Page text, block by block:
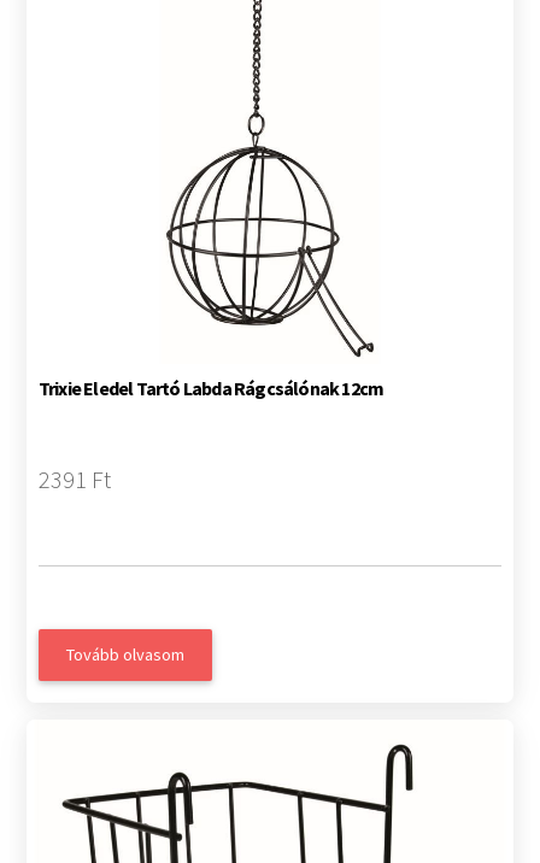
Trixie Eledel Tartó Labda Rágcsálónak 12cm
2391 Ft
Tovább olvasom